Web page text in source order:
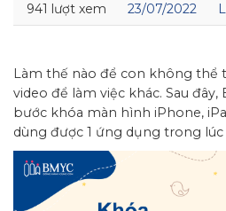
941 lượt xem 23/07/2022
Làm thế nào để con không thể
video để làm việc khác. Sau đây,
bước khóa màn hình iPhone,
dùng được 1 ứng dụng trong